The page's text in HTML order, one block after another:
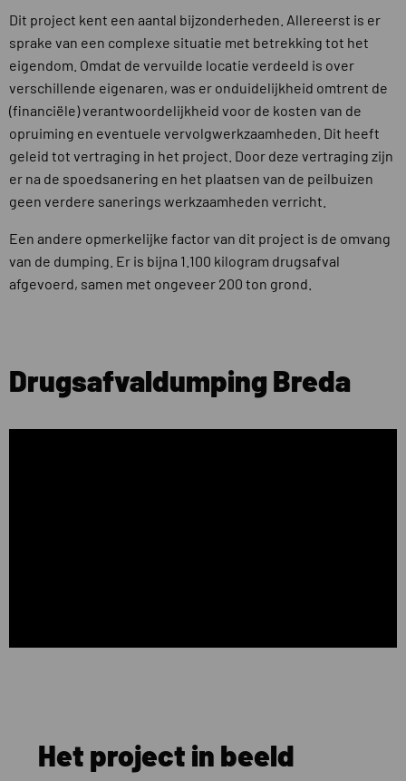
Dit project kent een aantal bijzonderheden. Allereerst is er
sprake van een complexe situatie met betrekking tot het
eigendom. Omdat de vervuilde locatie verdeeld is over
verschillende eigenaren, was er onduidelijkheid omtrent de
(financiële) verantwoordelijkheid voor de kosten van de
opruiming en eventuele vervolgwerkzaamheden. Dit heeft
geleid tot vertraging in het project. Door deze vertraging zijn
er na de spoedsanering en het plaatsen van de peilbuizen
geen verdere sanerings werkzaamheden verricht.
Een andere opmerkelijke factor van dit project is de omvang
van de dumping. Er is bijna 1.100 kilogram drugsafval
afgevoerd, samen met ongeveer 200 ton grond.
Drugsafvaldumping Breda
Het project in beeld